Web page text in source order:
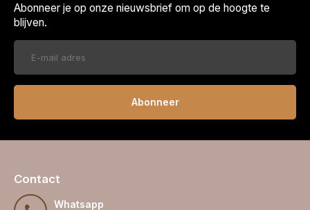
Abonneer je op onze nieuwsbrief om op de hoogte te
blijven.
Abonneer
Contact
Whatsapp